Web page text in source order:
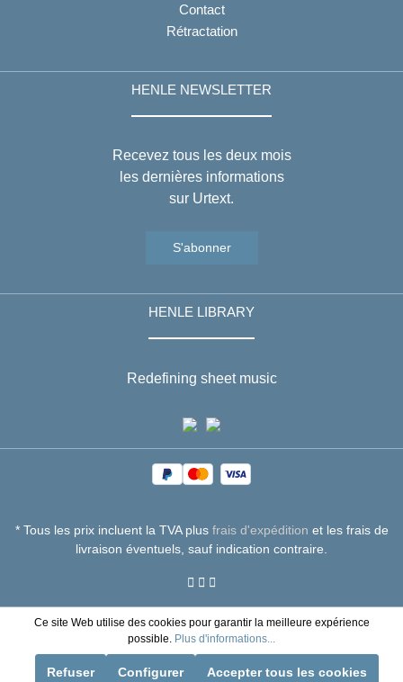
Contact
Rétractation
HENLE NEWSLETTER
Recevez tous les deux mois
les dernières informations
sur Urtext.
S'abonner
HENLE LIBRARY
Redefining sheet music
* Tous les prix incluent la TVA plus frais d'expédition et les frais de
livraison éventuels, sauf indication contraire.
Ce site Web utilise des cookies pour garantir la meilleure expérience
possible. Plus d'informations...
Refuser Configurer Accepter tous les cookies